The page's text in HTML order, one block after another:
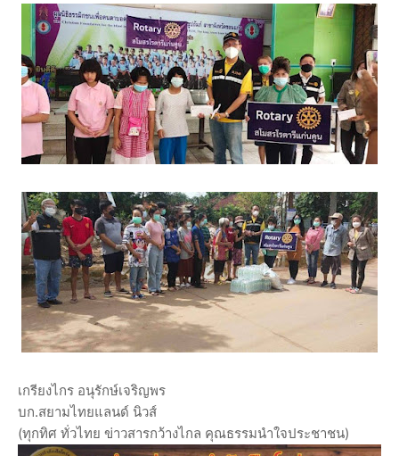
เกรียงไกร อนุรักษ์เจริญพร
บก.สยามไทยแลนด์ นิวส์
(ทุกทิศ ทั่วไทย ข่าวสารกว้างไกล คุณธรรมนำใจประชาชน)